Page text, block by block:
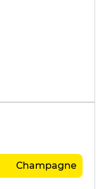
Champagne